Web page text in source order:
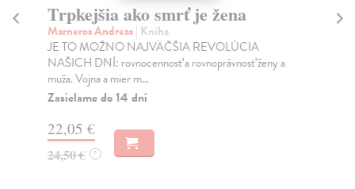
Trpkejšia ako smrť je žena
Marneros Andreas| Kniha
JE TO MOŽNO NAJVÄČŠIA REVOLÚCIA
NAŠICH DNÍ: rovnocennosť a rovnoprávnosť ženy a
muža. Vojna a mier m...
Zasielame do 14 dní
22,05 €
24,50 € ?